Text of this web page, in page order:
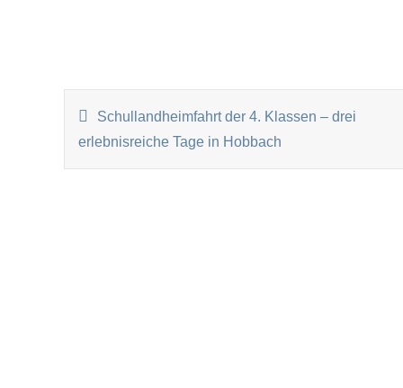
Schullandheimfahrt der 4. Klassen – drei
erlebnisreiche Tage in Hobbach